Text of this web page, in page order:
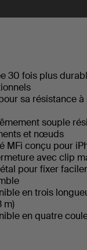
30 fois plus
sa résistance
souple
et nœuds
MFi conçu pour
avec clip
pour fixer
en trois
m)
en quatre